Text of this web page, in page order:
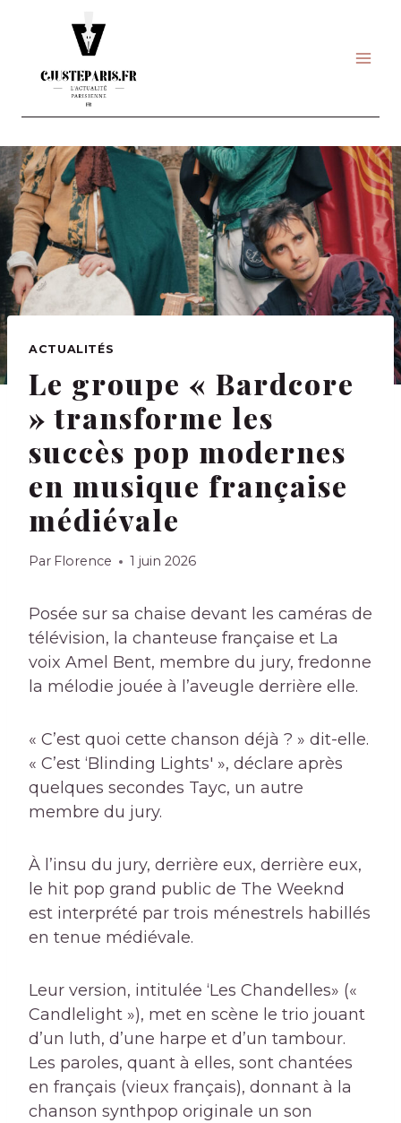
ACTUALITÉS
Le groupe « Bardcore
» transforme les
succès pop modernes
en musique française
médiévale
Par Florence 1 juin 2026
Posée sur sa chaise devant les caméras de
télévision, la chanteuse française et La
voix Amel Bent, membre du jury, fredonne
la mélodie jouée à l’aveugle derrière elle.
« C’est quoi cette chanson déjà ? » dit-elle.
« C’est ‘Blinding Lights' », déclare après
quelques secondes Tayc, un autre
membre du jury.
À l’insu du jury, derrière eux, derrière eux,
le hit pop grand public de The Weeknd
est interprété par trois ménestrels habillés
en tenue médiévale.
Leur version, intitulée ‘Les Chandelles» («
Candlelight »), met en scène le trio jouant
d’un luth, d’une harpe et d’un tambour.
Les paroles, quant à elles, sont chantées
en français (vieux français), donnant à la
chanson synthpop originale un son